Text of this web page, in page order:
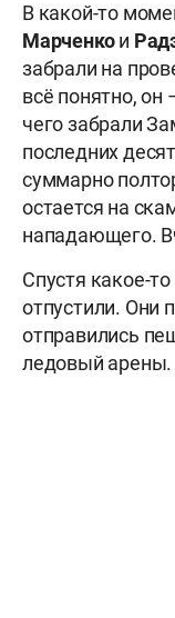
В какой-то
Марченкои
забрали на
всё понятно, он
чего забрали
последних
суммарно
остается на
нападающего.
Спустя какое-
отпустили. Они
отправились
ледовый арены.